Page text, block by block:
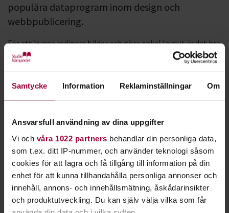
Samtycke Information Reklaminställningar Om
Ansvarsfull användning av dina uppgifter
Vi och våra 1022 partners behandlar din personliga data,
som t.ex. ditt IP-nummer, och använder teknologi såsom
cookies för att lagra och få tillgång till information på din
enhet för att kunna tillhandahålla personliga annonser och
innehåll, annons- och innehållsmätning, åskådarinsikter
och produktutveckling. Du kan själv välja vilka som får
populära dataprogram inom design och
webbpublicering.
För att kunna redigera bilder och göra enkel layout är det bra
att kunna grunderna i de vanligaste layout- och
Program som InDesign,IllustratorochPhotoshop verkar
ofta mer krångliga än vad de är. Efter en kurs hos oss har du
typografi och layout.
Du kan också lära dig att skapa en webbsida - för dig själv, din
förening eller ditt företag. Vi har kurser iWordPress, vilket
är ett av de mest populära publiceringssystemen för
webbsidor.